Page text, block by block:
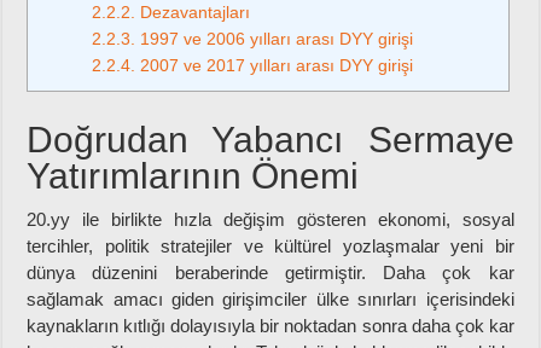
2.2.2.
Dezavantajları
2.2.3.
1997 ve 2006 yılları arası DYY girişi
2.2.4. 2007 ve 2017 yılları arası DYY girişi
Doğrudan Yabancı Sermaye
Yatırımlarının Önemi
20.yy ile birlikte hızla değişim gösteren ekonomi, sosyal
tercihler, politik stratejiler ve kültürel yozlaşmalar yeni bir
dünya düzenini beraberinde getirmiştir. Daha çok kar
sağlamak amacı giden girişimciler ülke sınırları içerisindeki
kaynakların kıtlığı dolayısıyla bir noktadan sonra daha çok kar